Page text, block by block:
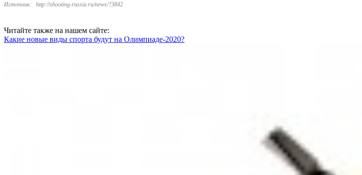
Источник: http://shooting-russia.ru/news/?3842
Читайте также на нашем сайте:
Какие новые виды спорта будут на Олимпиаде-2020?